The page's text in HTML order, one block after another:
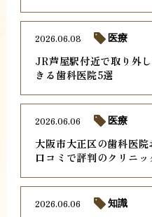
JR芦屋駅付近で取り外
きる歯科医院5選
2026.06.08 医療
大阪市大正区の歯科医院
口コミで評判のクリニッ
2026.06.06 医療
2026.06.06 知識